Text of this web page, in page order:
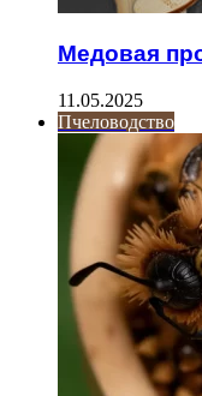
Медовая
11.05.2025
Пчеловодство